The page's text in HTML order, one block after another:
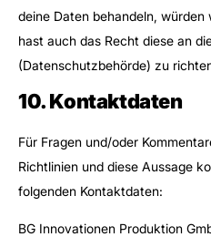
deine Daten behandeln,
hast auch das Recht diese an
(Datenschutzbehörde) zu
10. Kontaktdaten
Für Fragen und/oder
Richtlinien und diese Aussage
folgenden Kontaktdaten:
BG Innovationen Produktion